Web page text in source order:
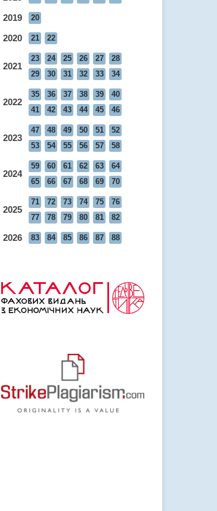
2019 20
2020 21 22
2021
23 24 25 26 27
28
29
30 31 32 33 34
2022
35 36 37 38 39
40
41
42 43 44 45 46
2023
47 48 49 50 51
52
53
54 55 56 57 58
2024
59 60 61 62 63
64
65
66 67 68 69 70
2025
71 72 73 74 75
76
77
78 79 80 81 82
2026 83 84 85 86 87 88